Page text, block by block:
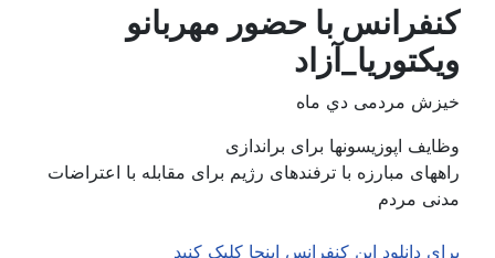
کنفرانس با حضور مهربانو
ویکتوریا_آزاد
خيزش مردمی دي ماه
وظایف اپوزیسونها برای براندازی
راههای مبارزه با ترفندهای رژیم برای مقابله با اعتراضات
مدنی مردم
برای دانلود این کنفرانس اینجا کلیک کنید